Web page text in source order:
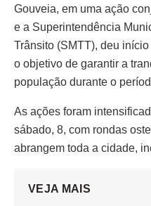
Gouveia, em uma ação
e a Superintendência
Trânsito (SMTT), deu início
o objetivo de garantir a
população durante o
As ações foram
sábado, 8, com rondas
abrangem toda a cidade,
VEJA MAIS